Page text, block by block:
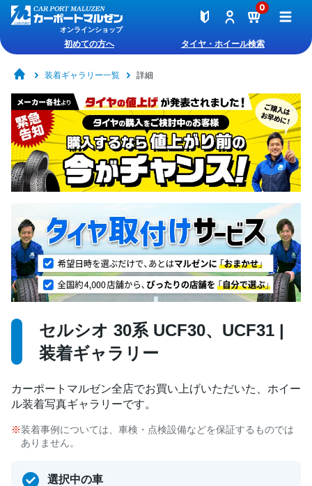
オンラインショップ
0
初めての方へ タイヤ・ホイール検索
装着ギャラリー一覧 詳細
セルシオ 30系 UCF30、UCF31 |
装着ギャラリー
カーポートマルゼン全店でお買い上げいただいた、ホイー
ル装着写真ギャラリーです。
装着事例については、車検・点検設備などを保証するものでは
ありません。
選択中の車